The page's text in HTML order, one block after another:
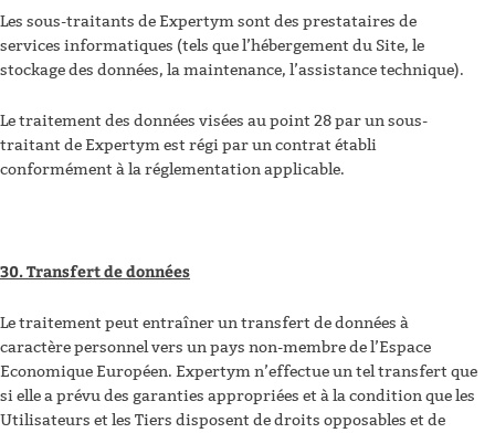
Les sous-traitants de Expertym sont des prestataires de
services informatiques (tels que l’hébergement du Site, le
stockage des données, la maintenance, l’assistance technique).
Le traitement des données visées au point 28 par un sous-
traitant de Expertym est régi par un contrat établi
conformément à la réglementation applicable.
30. Transfert de données
Le traitement peut entraîner un transfert de données à
caractère personnel vers un pays non-membre de l’Espace
Economique Européen. Expertym n’effectue un tel transfert que
si elle a prévu des garanties appropriées et à la condition que les
Utilisateurs et les Tiers disposent de droits opposables et de